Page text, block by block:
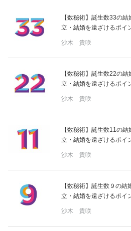
【数秘術】誕生数33の
立・結婚を遠ざけるポイ
沙木 貴咲
【数秘術】誕生数22の
立・結婚を遠ざけるポイ
沙木 貴咲
【数秘術】誕生数11の
立・結婚を遠ざけるポイ
沙木 貴咲
【数秘術】誕生数９の
立・結婚を遠ざけるポイ
沙木 貴咲